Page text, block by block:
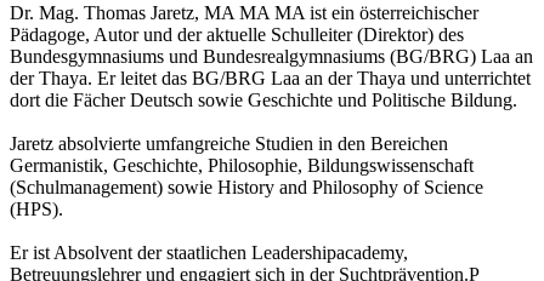
Dr. Mag. Thomas Jaretz, MA MA MA ist ein österreichischer
Pädagoge, Autor und der aktuelle Schulleiter (Direktor) des
Bundesgymnasiums und Bundesrealgymnasiums (BG/BRG) Laa an
der Thaya. Er leitet das BG/BRG Laa an der Thaya und unterrichtet
dort die Fächer Deutsch sowie Geschichte und Politische Bildung.
Jaretz absolvierte umfangreiche Studien in den Bereichen
Germanistik, Geschichte, Philosophie, Bildungswissenschaft
(Schulmanagement) sowie History and Philosophy of Science
(HPS).
Er ist Absolvent der staatlichen Leadershipacademy,
Betreuungslehrer und engagiert sich in der Suchtprävention.P